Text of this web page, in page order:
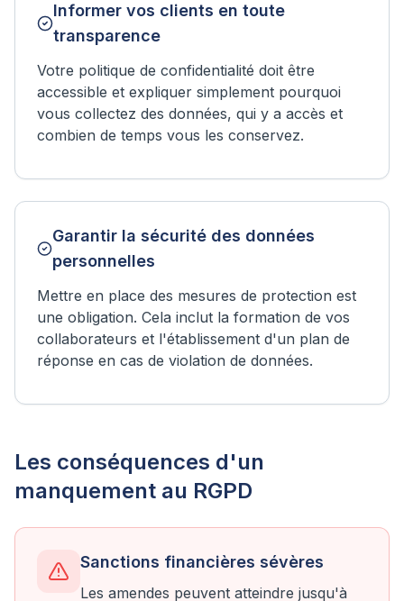
Informer vos clients en toute
transparence
Votre politique de confidentialité doit être
accessible et expliquer simplement pourquoi
vous collectez des données, qui y a accès et
combien de temps vous les conservez.
Garantir la sécurité des données
personnelles
Mettre en place des mesures de protection est
une obligation. Cela inclut la formation de vos
collaborateurs et l'établissement d'un plan de
réponse en cas de violation de données.
Les conséquences d'un
manquement au RGPD
Sanctions financières sévères
Les amendes peuvent atteindre jusqu'à